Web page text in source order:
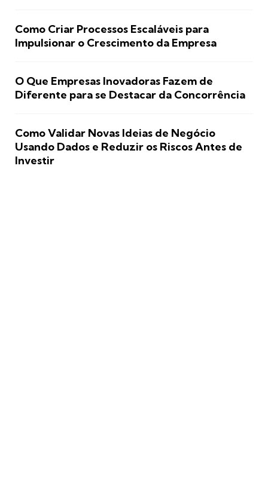
Como Criar Processos Escaláveis para
Impulsionar o Crescimento da Empresa
O Que Empresas Inovadoras Fazem de
Diferente para se Destacar da Concorrência
Como Validar Novas Ideias de Negócio
Usando Dados e Reduzir os Riscos Antes de
Investir